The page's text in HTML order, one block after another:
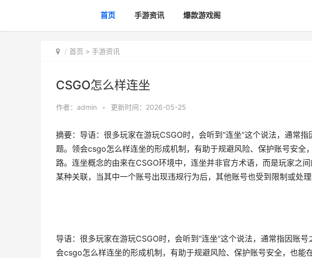
首页 手游资讯 爆款游戏阁
首页 > 手游资讯
CSGO怎么样连坐
作者： admin • 更新时间：2026-05-25
摘要：导语：很多玩家在游玩CSGO时，会听到“连坐”这个说法，通常
题。领会csgo怎么样连坐的形成机制，有助于规避风险、保护账号安全
路。连坐概念的由来在CSGO环境中，连坐并非官方术语，而是玩家之
某种关联，当其中一个账号出现违规行为后，其他账号也受到限制或处
导语：很多玩家在游玩CSGO时，会听到“连坐”这个说法，通常指因账
会csgo怎么样连坐的形成机制，有助于规避风险、保护账号安全，也能